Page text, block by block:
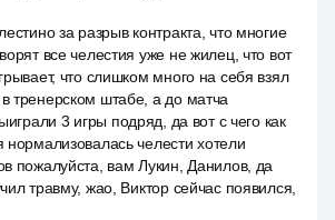
за разрыв контракта, что многие
все челестия уже не жилец, что вот
что слишком много на себя взял
тренерском штабе, а до матча
3 игры подряд, да вот с чего как
нормализовалась челести хотели
пожалуйста, вам Лукин, Данилов, да
травму, жао, Виктор сейчас появился,